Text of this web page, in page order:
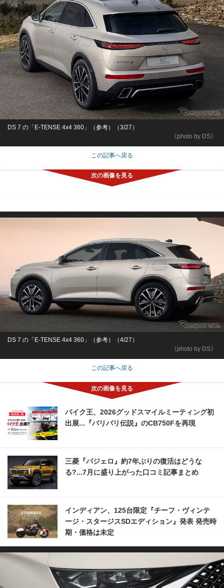
《photo by DS》
DS 7 の「E-TENSE 4x4 360」（参考）（3/27）
この記事へ戻る
《photo by DS》
DS 7 の「E-TENSE 4x4 360」（参考）（4/27）
この記事へ戻る
バイク王、2026グッドスマイルミーティング初
出展...『バリバリ伝説』のCB750Fを再現
三菱『パジェロ』約7年ぶりの復活はどうな
る?...7月に盛り上がった口コミ記事まとめ
インディアン、125台限定『チーフ・ヴィンテ
ージ・スタージスSDエディション』発表 発売時
期・価格は未定